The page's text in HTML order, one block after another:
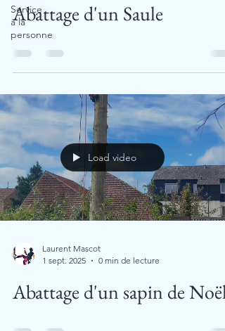
Service
à la
personne
Abattage d'un Saule
Load video
Laurent Mascot
1 sept. 2025
0 min de lecture
Abattage d'un sapin de Noël